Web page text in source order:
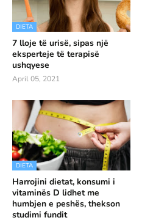
DIETA
7 lloje të urisë, sipas një
eksperteje të terapisë
ushqyese
April 05, 2021
DIETA
Harrojini dietat, konsumi i
vitaminës D lidhet me
humbjen e peshës, thekson
studimi fundit